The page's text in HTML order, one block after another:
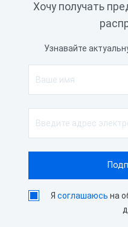
Хочу получать
Узнавайте
Ясоглашаюсь на